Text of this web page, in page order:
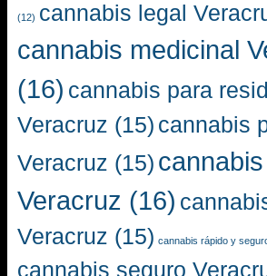
(12) cannabis legal
cannabis medicinal
(16) cannabis para
Veracruz (15) cannabis
Veracruz (15)
Veracruz (16)
Veracruz (15) cannabis rápido y
cannabis seguro